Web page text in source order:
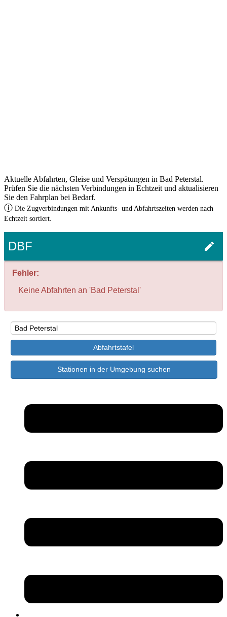
Aktuelle Abfahrten, Gleise und Verspätungen in Bad Peterstal.
Prüfen Sie die nächsten Verbindungen in Echtzeit und aktualisieren
Sie den Fahrplan bei Bedarf.
ⓘ Die Zugverbindungen mit Ankunfts- und Abfahrtszeiten werden nach
Echtzeit sortiert.